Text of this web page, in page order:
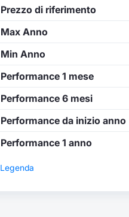
Prezzo di riferimento
Max Anno
Min Anno
Performance 1 mese
Performance 6 mesi
Performance da inizio anno
Performance 1 anno
Legenda